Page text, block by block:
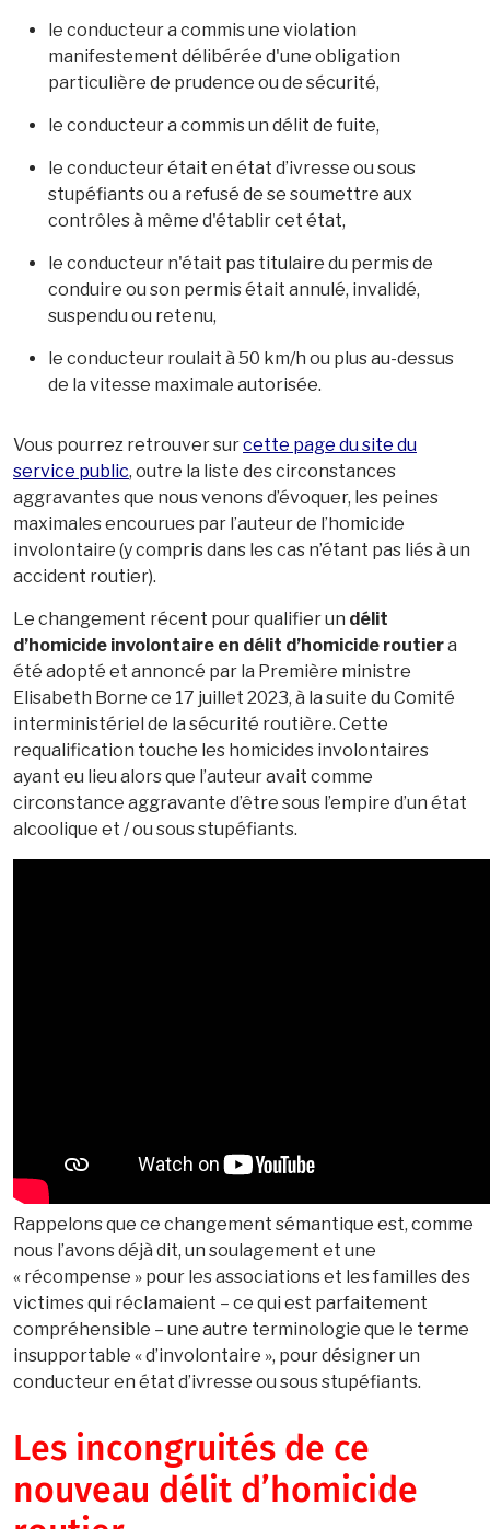
le conducteur a commis une violation
manifestement délibérée d'une obligation
particulière de prudence ou de sécurité,
le conducteur a commis un délit de fuite,
le conducteur était en état d’ivresse ou sous
stupéfiants ou a refusé de se soumettre aux
contrôles à même d'établir cet état,
le conducteur n'était pas titulaire du permis de
conduire ou son permis était annulé, invalidé,
suspendu ou retenu,
le conducteur roulait à 50 km/h ou plus au-dessus
de la vitesse maximale autorisée.
Vous pourrez retrouver surcette page du site du
service public, outre la liste des circonstances
aggravantes que nous venons d’évoquer, les peines
maximales encourues par l’auteur de l’homicide
involontaire (y compris dans les cas n’étant pas liés à un
accident routier).
Le changement récent pour qualifier un délit
d’homicide involontaire en délit d’homicide routiera
été adopté et annoncé par la Première ministre
Elisabeth Borne ce 17 juillet 2023, à la suite du Comité
interministériel de la sécurité routière. Cette
requalification touche les homicides involontaires
ayant eu lieu alors que l’auteur avait comme
circonstance aggravante d’être sous l’empire d’un état
alcoolique et / ou sous stupéfiants.
Rappelons que ce changement sémantique est, comme
nous l’avons déjà dit, un soulagement et une
« récompense » pour les associations et les familles des
victimes qui réclamaient – ce qui est parfaitement
compréhensible – une autre terminologie que le terme
insupportable « d’involontaire », pour désigner un
conducteur en état d’ivresse ou sous stupéfiants.
Les incongruités de ce
nouveau délit d’homicide